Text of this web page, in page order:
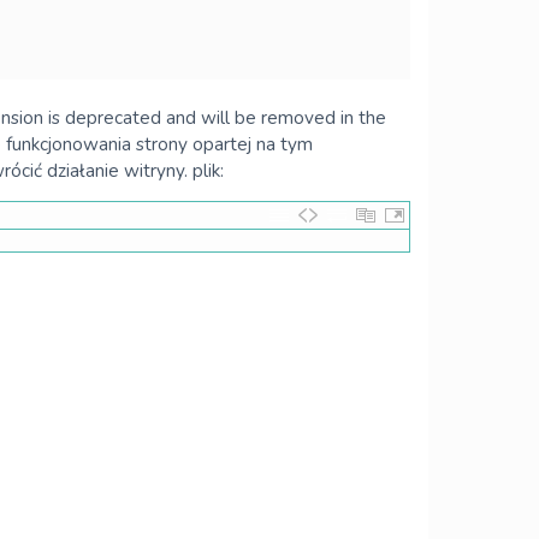
is deprecated and will be removed in the
strony opartej na tym
działanie witryny. plik: